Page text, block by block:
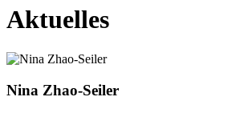
Aktuelles
Nina Zhao-Seiler